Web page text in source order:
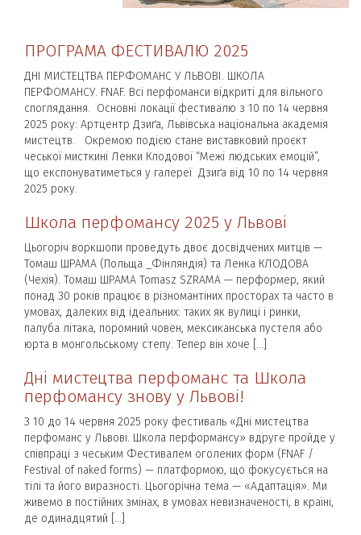
ПРОГРАМА ФЕСТИВАЛЮ 2025
ДНІ МИСТЕЦТВА ПЕРФОМАНС У ЛЬВОВІ. ШКОЛА
ПЕРФОМАНСУ. FNAF. Всі перфоманси відкриті для вільного
споглядання. Основні локації фестивалю з 10 по 14 червня
2025 року: Артцентр Дзиґа, Львівська національна академія
мистецтв. Окремою подією стане виставковий проєкт
чеської мисткині Ленки Клодової “Межі людських емоцій”,
що експонуватиметься у галереї Дзиґа від 10 по 14 червня
2025 року.
Школа перфомансу 2025 у Львові
Цьогоріч воркшопи проведуть двоє досвідчених митців —
Томаш ШРАМА (Польща _Фінляндія) та Ленка КЛОДОВА
(Чехія). Томаш ШРАМА Tomasz SZRAMA — перформер, який
понад 30 років працює в різномантіних просторах та часто в
умовах, далеких від ідеальних: таких як вулиці і ринки,
палуба літака, поромний човен, мексиканська пустеля або
юрта в монгольському степу. Тепер він хоче […]
Дні мистецтва перфоманс та Школа
перфомансу знову у Львові!
З 10 до 14 червня 2025 року фестиваль «Дні мистецтва
перфоманс у Львові. Школа перформансу» вдруге пройде у
співпраці з чеським Фестивалем оголених форм (FNAF /
Festival of naked forms) — платформою, що фокусується на
тілі та його виразності. Цьогорічна тема — «Адаптація». Ми
живемо в постійних змінах, в умовах невизначеності, в країні,
де одинадцятий […]